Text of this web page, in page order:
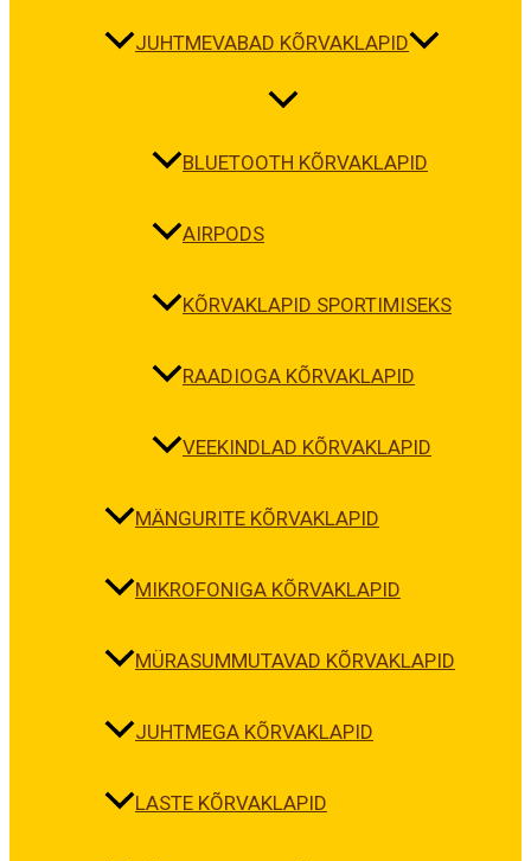
JUHTMEVABAD KÕRVAKLAPID
BLUETOOTH KÕRVAKLAPID
AIRPODS
KÕRVAKLAPID SPORTIMISEKS
RAADIOGA KÕRVAKLAPID
VEEKINDLAD KÕRVAKLAPID
MÄNGURITE KÕRVAKLAPID
MIKROFONIGA KÕRVAKLAPID
MÜRASUMMUTAVAD KÕRVAKLAPID
JUHTMEGA KÕRVAKLAPID
LASTE KÕRVAKLAPID